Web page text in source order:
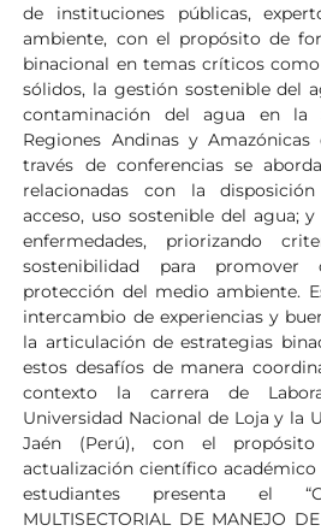
de instituciones públicas,
ambiente, con el propósito de
binacional en temas críticos
sólidos, la gestión sostenible del
contaminación del agua en la
Regiones Andinas y
través de conferencias se
relacionadas con la
acceso, uso sostenible del agua;
enfermedades, priorizando
sostenibilidad para promover
protección del medio ambiente.
intercambio de experiencias y
la articulación de estrategias
estos desafíos de manera
contexto la carrera de
Universidad Nacional de Loja y la
Jaén (Perú), con el
actualización científico
estudiantes presenta el
MULTISECTORIAL DE MANEJO